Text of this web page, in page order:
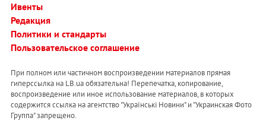
Ивенты
Редакция
Политики и стандарты
Пользовательское соглашение
При полном или частичном воспроизведении материалов прямая
гиперссылка на LB.ua обязательна! Перепечатка, копирование,
воспроизведение или иное использование материалов, в которых
содержится ссылка на агентство "Українськi Новини" и "Украинская Фото
Группа" запрещено.